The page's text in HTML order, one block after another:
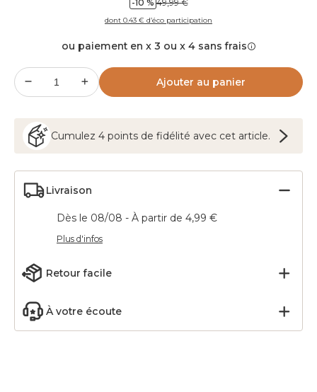
-10 % 49,99 €
dont 0.43 € d’éco participation
ou paiement en x 3 ou x 4 sans frais
Ajouter au panier
Cumulez 4 points de fidélité avec cet article.
Livraison
Dès le 08/08 - À partir de 4,99 €
Plus d'infos
Retour facile
À votre écoute